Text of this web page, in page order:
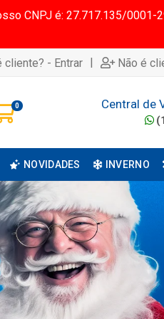
CNPJ é: 27.717.135/0001-
cliente? - Entrar | Não é
0 Central de
NOVIDADES INVERNO